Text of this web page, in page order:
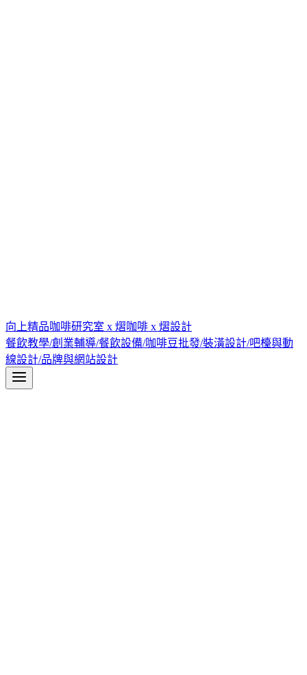
向上精品咖啡研究室 x 熠咖啡 x 熠設計
餐飲教學/創業輔導/餐飲設備/咖啡豆批發/裝潢設計/吧檯與動
線設計/品牌與網站設計